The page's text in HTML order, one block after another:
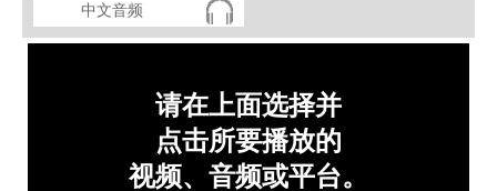
中文音频